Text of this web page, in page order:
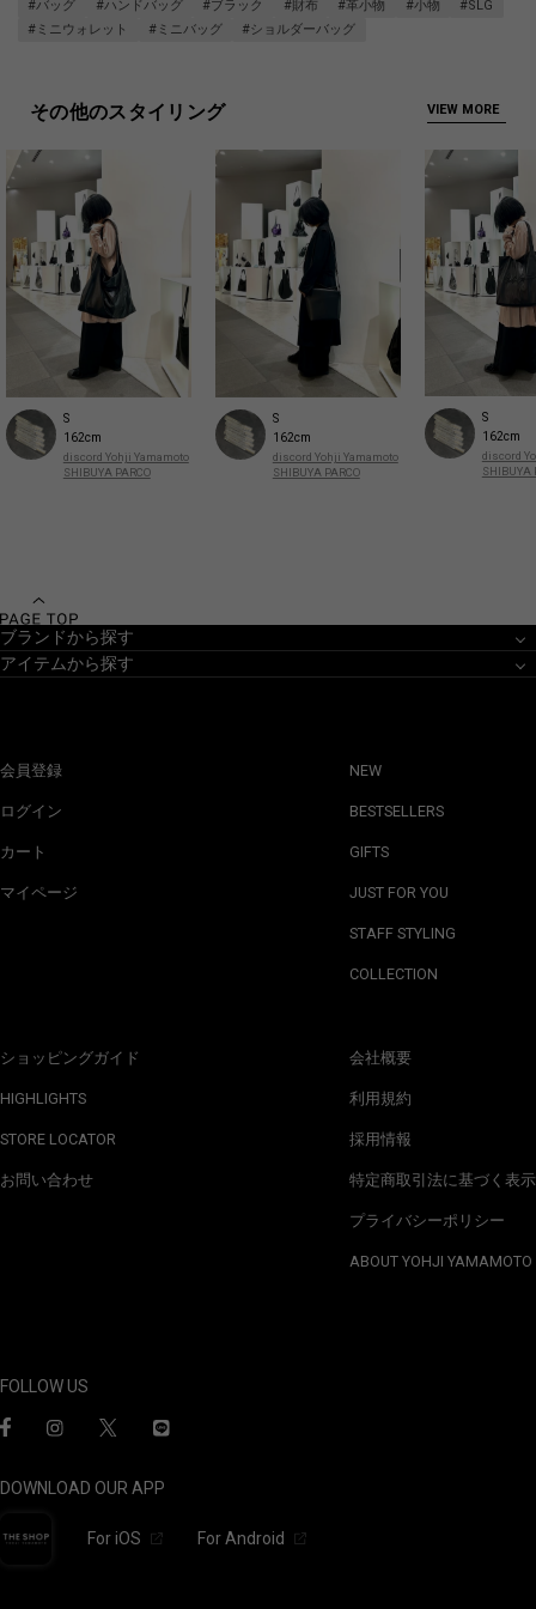
#バッグ #ハンドバッグ #ブラック #財布 #革小物 #小物
#SLG
#ミニウォレット
#ミニバッグ #ショルダーバッグ
その他のスタイリング VIEW MORE
S
162cm
discord Yohji Yamamoto
SHIBUYA PARCO
S
162cm
discord Yohji Yamamoto
SHIBUYA PARCO
S
162cm
discord
SHIBUYA
ブランドから探す
アイテムから探す
会員登録
ログイン
カート
マイページ
ショッピングガイド
HIGHLIGHTS
STORE LOCATOR
お問い合わせ
NEW
BESTSELLERS
GIFTS
JUST FOR YOU
STAFF STYLING
COLLECTION
会社概要
利用規約
採用情報
特定商取引法に基づく表示
プライバシーポリシー
ABOUT YOHJI YAMAMOTO
FOLLOW US
DOWNLOAD OUR APP
For iOS For Android